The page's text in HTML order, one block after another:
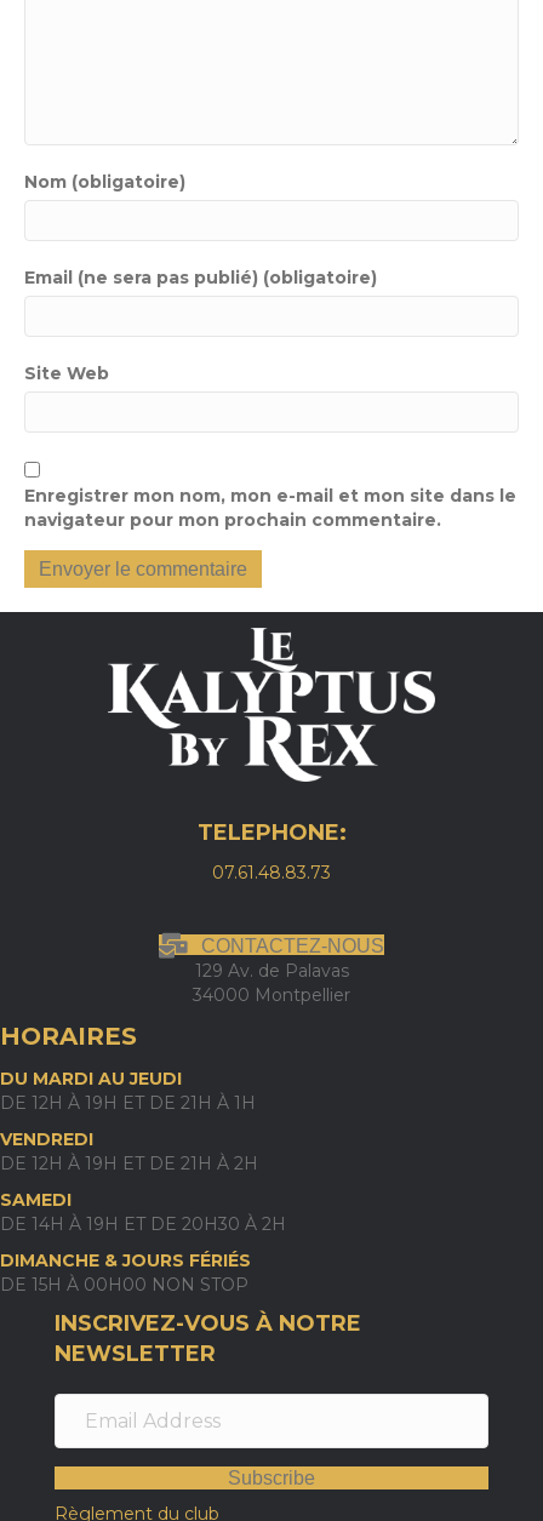
Nom (obligatoire)
Email (ne sera pas publié) (obligatoire)
Site Web
Enregistrer mon nom, mon e-mail et mon site dans le
navigateur pour mon prochain commentaire.
TELEPHONE:
07.61.48.83.73
CONTACTEZ-NOUS
129 Av. de Palavas
34000 Montpellier
HORAIRES
DU MARDI AU JEUDI
DE 12H À 19H ET DE 21H À 1H
VENDREDI
DE 12H À 19H ET DE 21H À 2H
SAMEDI
DE 14H À 19H ET DE 20H30 À 2H
DIMANCHE & JOURS FÉRIÉS
DE 15H À 00H00 NON STOP
INSCRIVEZ-VOUS À NOTRE
NEWSLETTER
Subscribe
Règlement du club